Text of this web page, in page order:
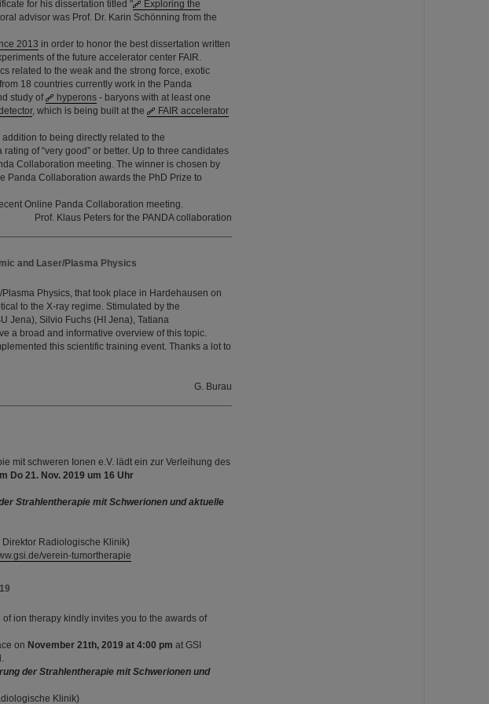
for his dissertation titled "
Exploring the
advisor was Prof. Dr. Karin Schönning from the
2013 in order to honor the best dissertation written
of the future accelerator center FAIR.
related to the weak and the strong force, exotic
18 countries currently work in the Panda
study of
hyperons - baryons with at least one
, which is being built at the
FAIR accelerator
to being directly related to the
of “very good” or better. Up to three candidates
Collaboration meeting. The winner is chosen by
Panda Collaboration awards the PhD Prize to
Online Panda Collaboration meeting.
Prof. Klaus Peters for the PANDA collaboration
and Laser/Plasma Physics
Physics, that took place in Hardehausen on
to the X-ray regime. Stimulated by the
Jena), Silvio Fuchs (HI Jena), Tatiana
a broad and informative overview of this topic.
this scientific training event. Thanks a lot to
G. Burau
mit schweren Ionen e.V. lädt ein zur Verleihung des
Do 21. Nov. 2019 um 16 Uhr
Strahlentherapie mit Schwerionen und aktuelle
Radiologische Klinik)
verein-tumortherapie
ion therapy kindly invites you to the awards of
on November 21th, 2019 at 4:00 pm at GSI
der Strahlentherapie mit Schwerionen und
Klinik)